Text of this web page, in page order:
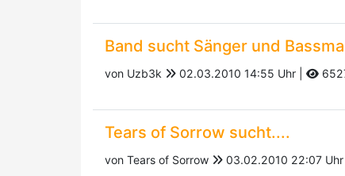
Band sucht Sänger und
von Uzb3k 02.03.2010 14:55 Uhr |
Tears of Sorrow sucht....
von Tears of Sorrow 03.02.2010 22:07 Uhr